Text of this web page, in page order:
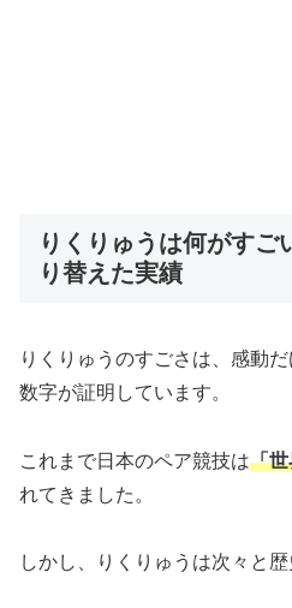
りくりゅうは何がすご
り替えた実績
りくりゅうのすごさは、感動だ
数字が証明しています。
これまで日本のペア競技は「
れてきました。
しかし、りくりゅうは次々と歴